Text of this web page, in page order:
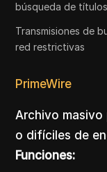
búsqueda de títulos
Transmisiones de
red restrictivas
PrimeWire
Archivo
o difíciles de
Funciones: